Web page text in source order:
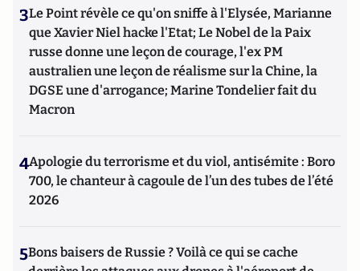
3Le Point révèle ce qu'on sniffe à l'Elysée, Marianne
que Xavier Niel hacke l'Etat; Le Nobel de la Paix
russe donne une leçon de courage, l'ex PM
australien une leçon de réalisme sur la Chine, la
DGSE une d'arrogance; Marine Tondelier fait du
Macron
4Apologie du terrorisme et du viol, antisémite : Boro
700, le chanteur à cagoule de l’un des tubes de l’été
2026
5Bons baisers de Russie ? Voilà ce qui se cache